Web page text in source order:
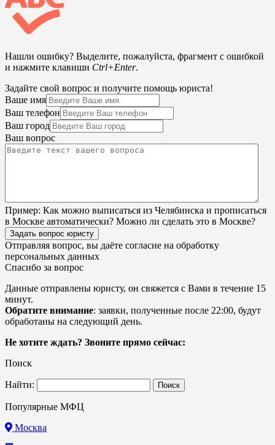
Нашли ошибку? Выделите, пожалуйста, фрагмент с ошибкой
и нажмите клавиши Ctrl+Enter.
Задайте свой вопрос и получите помощь юриста!
Ваше имя
Ваш телефон
Ваш город
Ваш вопрос
Пример: Как можно выписаться из Челябинска и прописаться
в Москве автоматически? Можно ли сделать это в Москве?
Задать вопрос юристу
Отправляя вопрос, вы даёте согласие на обработку
персональных данных
Спасибо за вопрос
Данные отправлены юристу, он свяжется с Вами в течение 15
минут.
Обратите внимание: заявки, полученные после 22:00, будут
обработаны на следующий день.
Не хотите ждать? Звоните прямо сейчас:
Поиск
Найти:
Популярные МФЦ
Москва